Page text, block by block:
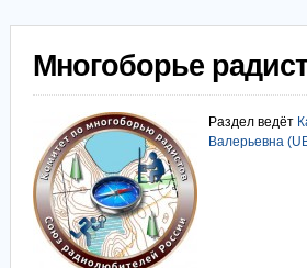
Многоборье
Раздел ведёт
Валерьевна